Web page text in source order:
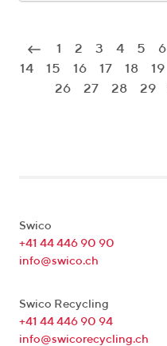
1 2 3 4 5 6
14
15 16 17 18 19
26
27 28 29
Swico
+41 44 446 90 90
info@swico.ch
Swico Recycling
+41 44 446 90 94
info@swicorecycling.ch